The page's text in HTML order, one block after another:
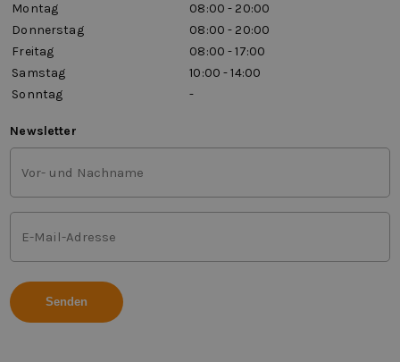
Montag
08:00 - 20:00
Donnerstag
08:00 - 20:00
Freitag
08:00 - 17:00
Samstag
10:00 - 14:00
Sonntag
-
Newsletter
und
Nachname
(Erforderlich)
Mail-
Adresse
(Erforderlich)